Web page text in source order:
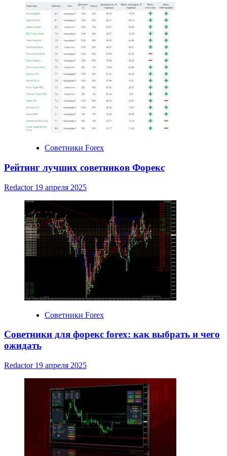
Советники Forex
Рейтинг лучших советников Форекс
Redactor 19 апреля 2025
Советники Forex
Советники для форекс forex: как выбрать и чего
ожидать
Redactor 19 апреля 2025